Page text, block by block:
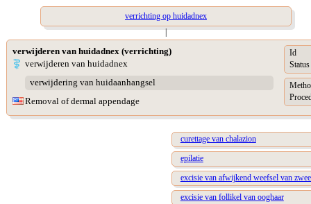
verrichting op huidadnex
|
verwijderen van huidadnex (verrichting)
verwijderen van huidadnex
verwijdering van huidaanhangsel
Removal of dermal appendage
Id
Status
curettage van chalazion
epilatie
excisie van afwijkend weefsel van
excisie van follikel van ooghaar